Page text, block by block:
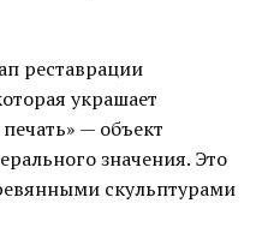
реставрации
украшает
— объект
значения. Это
скульптурами